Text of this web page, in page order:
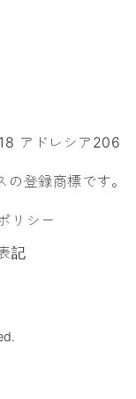
アドレシア206
登録商標です。
リシー
記